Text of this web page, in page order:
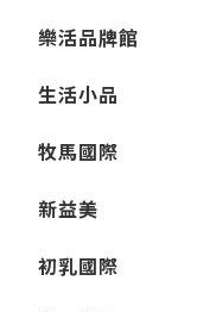
樂活品牌館
生活小品
牧馬國際
新益美
初乳國際